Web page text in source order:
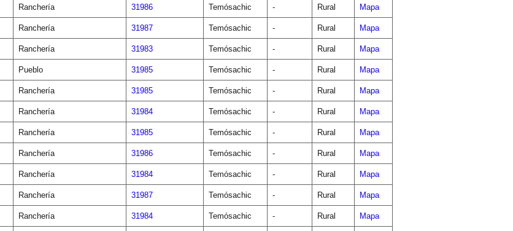
Ranchería 31986 Temósachic - Rural Mapa
Ranchería 31987 Temósachic - Rural Mapa
Ranchería 31983 Temósachic - Rural Mapa
Pueblo 31985 Temósachic - Rural Mapa
Ranchería 31985 Temósachic - Rural Mapa
Ranchería 31984 Temósachic - Rural Mapa
Ranchería 31985 Temósachic - Rural Mapa
Ranchería 31986 Temósachic - Rural Mapa
Ranchería 31984 Temósachic - Rural Mapa
Ranchería 31987 Temósachic - Rural Mapa
Ranchería 31984 Temósachic - Rural Mapa